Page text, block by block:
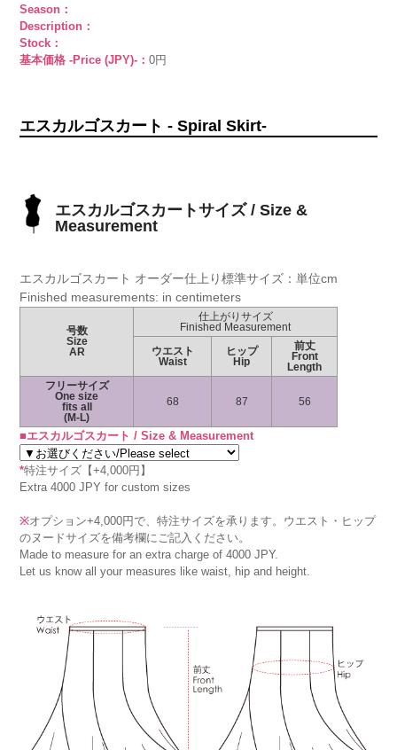
Season：
Description：
Stock：
基本価格 -Price (JPY)-：0円
エスカルゴスカート - Spiral Skirt-
エスカルゴスカートサイズ / Size &
Measurement
エスカルゴスカート オーダー仕上り標準サイズ：単位cm
Finished measurements: in centimeters
号数
Size
AR
仕上がりサイズ
Finished Measurement
ウエスト
Waist
ヒップ
Hip
前丈
Front
Length
フリーサイズ
One size
fits all
(M-L)
68 87 56
■エスカルゴスカート / Size & Measurement
*特注サイズ【+4,000円】
Extra 4000 JPY for custom sizes
※オプション+4,000円で、特注サイズを承ります。ウエスト・ヒップ
のヌードサイズを備考欄にご記入ください。
Made to measure for an extra charge of 4000 JPY.
Let us know all your measures like waist, hip and height.